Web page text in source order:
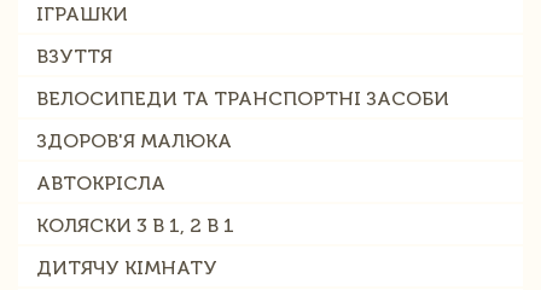
ІГРАШКИ
ВЗУТТЯ
ВЕЛОСИПЕДИ ТА ТРАНСПОРТНІ ЗАСОБИ
ЗДОРОВ'Я МАЛЮКА
АВТОКРІСЛА
КОЛЯСКИ 3 В 1, 2 В 1
ДИТЯЧУ КІМНАТУ